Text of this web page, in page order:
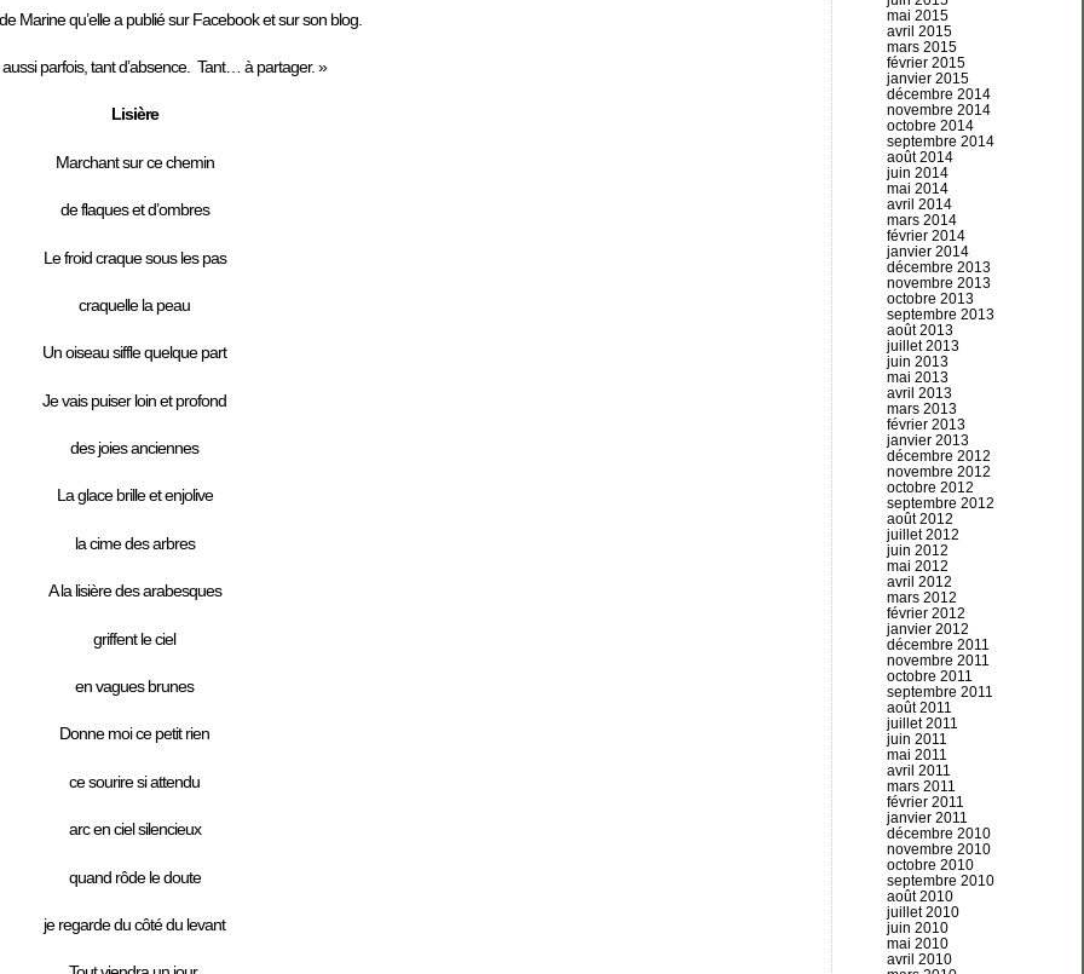
Marine qu’elle a publié sur Facebook et sur son blog.
parfois, tant d’absence. Tant… à partager. »
Lisière
Marchant sur ce chemin
de flaques et d’ombres
Le froid craque sous les pas
craquelle la peau
Un oiseau siffle quelque part
Je vais puiser loin et profond
des joies anciennes
La glace brille et enjolive
la cime des arbres
A la lisière des arabesques
griffent le ciel
en vagues brunes
Donne moi ce petit rien
ce sourire si attendu
arc en ciel silencieux
quand rôde le doute
je regarde du côté du levant
mai 2015
avril 2015
mars 2015
février 2015
janvier 2015
décembre 2014
novembre 2014
octobre 2014
septembre 2014
août 2014
juin 2014
mai 2014
avril 2014
mars 2014
février 2014
janvier 2014
décembre 2013
novembre 2013
octobre 2013
septembre 2013
août 2013
juillet 2013
juin 2013
mai 2013
avril 2013
mars 2013
février 2013
janvier 2013
décembre 2012
novembre 2012
octobre 2012
septembre 2012
août 2012
juillet 2012
juin 2012
mai 2012
avril 2012
mars 2012
février 2012
janvier 2012
décembre 2011
novembre 2011
octobre 2011
septembre 2011
août 2011
juillet 2011
juin 2011
mai 2011
avril 2011
mars 2011
février 2011
janvier 2011
décembre 2010
novembre 2010
octobre 2010
septembre 2010
août 2010
juillet 2010
juin 2010
mai 2010
avril 2010